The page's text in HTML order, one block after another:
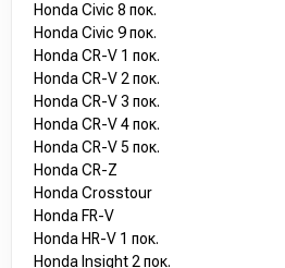
Honda Civic 8 пок.
Honda Civic 9 пок.
Honda CR-V 1 пок.
Honda CR-V 2 пок.
Honda CR-V 3 пок.
Honda CR-V 4 пок.
Honda CR-V 5 пок.
Honda CR-Z
Honda Crosstour
Honda FR-V
Honda HR-V 1 пок.
Honda Insight 2 пок.